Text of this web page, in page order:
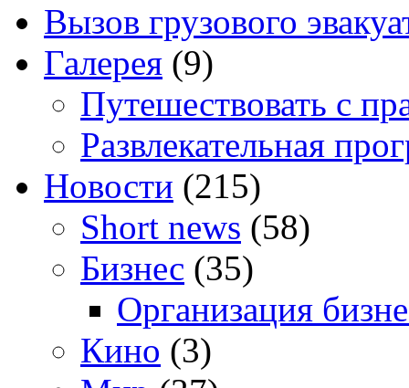
Вызов грузового
Галерея (9)
Путешествовать с
Развлекательная
Новости (215)
Short news (58)
Бизнес (35)
Организация
Кино (3)